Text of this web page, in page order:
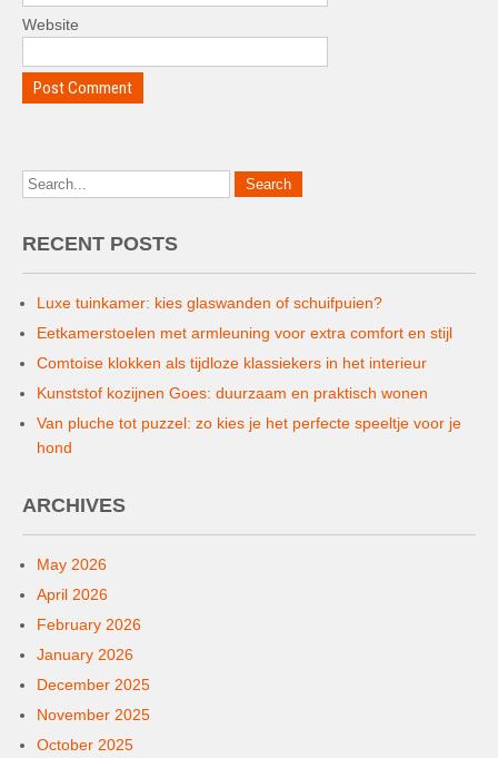
Website
RECENT POSTS
Luxe tuinkamer: kies glaswanden of schuifpuien?
Eetkamerstoelen met armleuning voor extra comfort en stijl
Comtoise klokken als tijdloze klassiekers in het interieur
Kunststof kozijnen Goes: duurzaam en praktisch wonen
Van pluche tot puzzel: zo kies je het perfecte speeltje voor je
hond
ARCHIVES
May 2026
April 2026
February 2026
January 2026
December 2025
November 2025
October 2025